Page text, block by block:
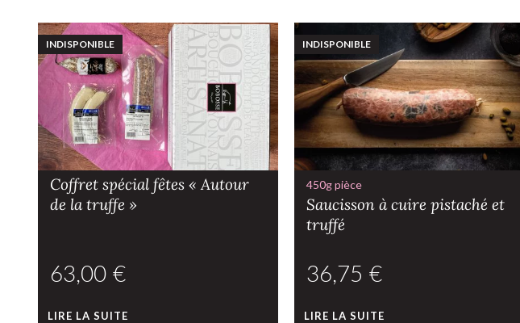
INDISPONIBLE
Coffret spécial fêtes « Autour
de la truffe »
€
LIRE LA SUITE
INDISPONIBLE
450g pièce
Saucisson à cuire pistaché et
truffé
€
LIRE LA SUITE